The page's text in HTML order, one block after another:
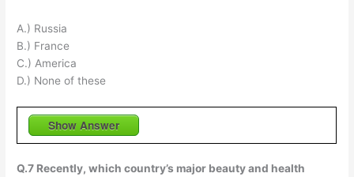
A.) Russia
B.) France
C.) America
D.) None of these
Show Answer
Q.7 Recently, which country’s major beauty and health